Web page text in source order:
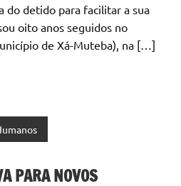
do detido para facilitar a sua
oito anos seguidos no
de Xá-Muteba), na […]
PARA NOVOS